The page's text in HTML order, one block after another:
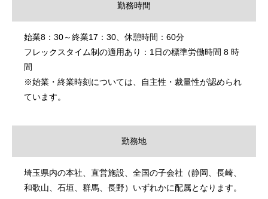
勤務時間
始業8：30～終業17：30、休憩時間：60分
フレックスタイム制の適用あり：1日の標準労働時間 8 時
間
※始業・終業時刻については、自主性・裁量性が認められ
ています。
勤務地
埼玉県内の本社、直営施設、全国の子会社（静岡、長崎、
和歌山、石垣、群馬、長野）いずれかに配属となります。